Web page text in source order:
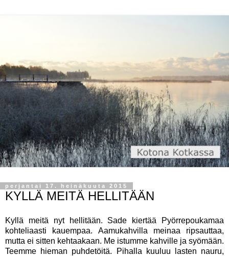
perjantai 17. heinäkuuta 2015
KYLLÄ MEITÄ HELLITÄÄN
Kyllä meitä nyt hellitään. Sade kiertää Pyörrepoukamaa
kohteliaasti kauempaa. Aamukahvilla meinaa ripsauttaa,
mutta ei sitten kehtaakaan. Me istumme kahville ja syömään.
Teemme hieman puhdetöitä. Pihalla kuuluu lasten nauru,